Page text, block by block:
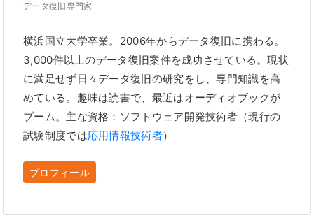
データ復旧専門家
横浜国立大学卒業。2006年からデータ復旧に携わる。
3,000件以上のデータ復旧案件を成功させている。現状
に満足せず日々データ復旧の研究をし、専門知識を高
めている。趣味は読書で、最近はオーディオブックが
ブーム。主な資格：ソフトウェア開発技術者（現行の
試験制度では応用情報技術者）
プロフィール